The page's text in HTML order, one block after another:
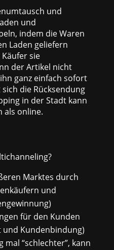
und
und
indem die Waren
Laden geliefern
sie
der Artikel nicht
ganz einfach sofort
die Rücksendung
in der Stadt kann
als online.
Marktes durch
und
für den Kunden
Kundenbindung)
mal “schlechter”, kann